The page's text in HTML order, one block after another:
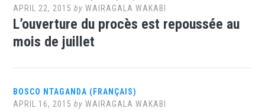
APRIL 22, 2015 byWAIRAGALA WAKABI
L’ouverture du procès est repoussée au
mois de juillet
BOSCO NTAGANDA (FRANÇAIS)
APRIL 16, 2015 byWAIRAGALA WAKABI